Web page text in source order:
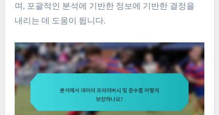
며, 포괄적인 분석에 기반한 정보에 기반한 결정을
내리는 데 도움이 됩니다.